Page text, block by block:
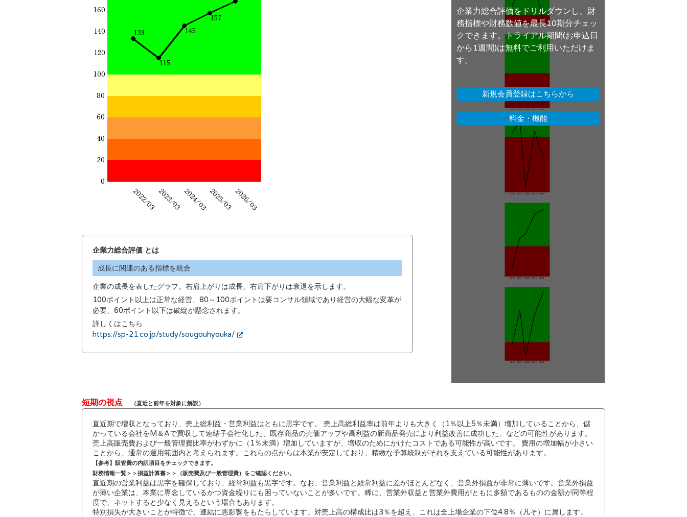
企業力総合評価 とは
成長に関連のある指標を統合
企業の成長を表したグラフ。右肩上がりは成長、右肩下がりは衰退を示します。
100ポイント以上は正常な経営、80～100ポイントは要コンサル領域であり経営の大幅な変革が
必要、60ポイント以下は破綻が懸念されます。
詳しくはこちら
https://sp-21.co.jp/study/sougouhyouka/
企業力総合評価をドリルダウンし、財
務指標や財務数値を最長10期分チェッ
クできます。トライアル期間(お申込日
から1週間)は無料でご利用いただけま
す。
新規会員登録はこちらから
料金・機能
短期の視点 （直近と前年を対象に解説）
直近期で増収となっており、売上総利益・営業利益はともに黒字です。 売上高総利益率は前年よりも大きく（1％以上5％未満）増加していることから、儲
かっている会社をM＆Aで買収して連結子会社化した、既存商品の売価アップや高利益の新商品発売により利益改善に成功した、などの可能性があります。
売上高販売費および一般管理費比率がわずかに（1％未満）増加していますが、増収のためにかけたコストである可能性が高いです。 費用の増加幅が小さい
ことから、通常の運用範囲内と考えられます。これらの点からは本業が安定しており、精緻な予算統制がそれを支えている可能性があります。
【参考】販管費の内訳項目をチェックできます。
財務情報一覧＞＞損益計算書＞＞（販売費及び一般管理費）をご確認ください。
直近期の営業利益は黒字を確保しており、経常利益も黒字です。なお、営業利益と経常利益に差がほとんどなく、営業外損益が非常に薄いです。営業外損益
が薄い企業は、本業に専念しているかつ資金繰りにも困っていないことが多いです。稀に、営業外収益と営業外費用がともに多額であるものの金額が同等程
度で、ネットすると少なく見えるという場合もあります。
特別損失が大きいことが特徴で、連結に悪影響をもたらしています。対売上高の構成比は3％を超え、これは全上場企業の下位4.8％（凡そ）に属します。